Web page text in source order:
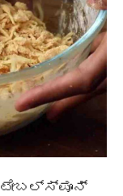
ಟೇಬಲ್ಸ್ಪೂನ್